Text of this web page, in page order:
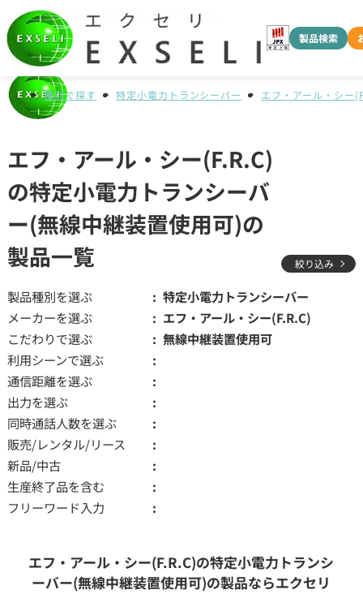
製品検索
種別で探す 特定小電力トランシーバー エフ・アール・シー
エフ・アール・シー(F.R.C)
の特定小電力トランシーバ
ー(無線中継装置使用可)の
製品一覧
絞り込み
製品種別を選ぶ
特定小電力トランシーバー
メーカーを選ぶ
エフ・アール・シー(F.R.C)
こだわりで選ぶ
無線中継装置使用可
利用シーンで選ぶ
通信距離を選ぶ
出力を選ぶ
同時通話人数を選ぶ
販売/レンタル/リース
新品/中古
生産終了品を含む
フリーワード入力
エフ・アール・シー(F.R.C)の特定小電力トランシ
ーバー(無線中継装置使用可)の製品ならエクセリ